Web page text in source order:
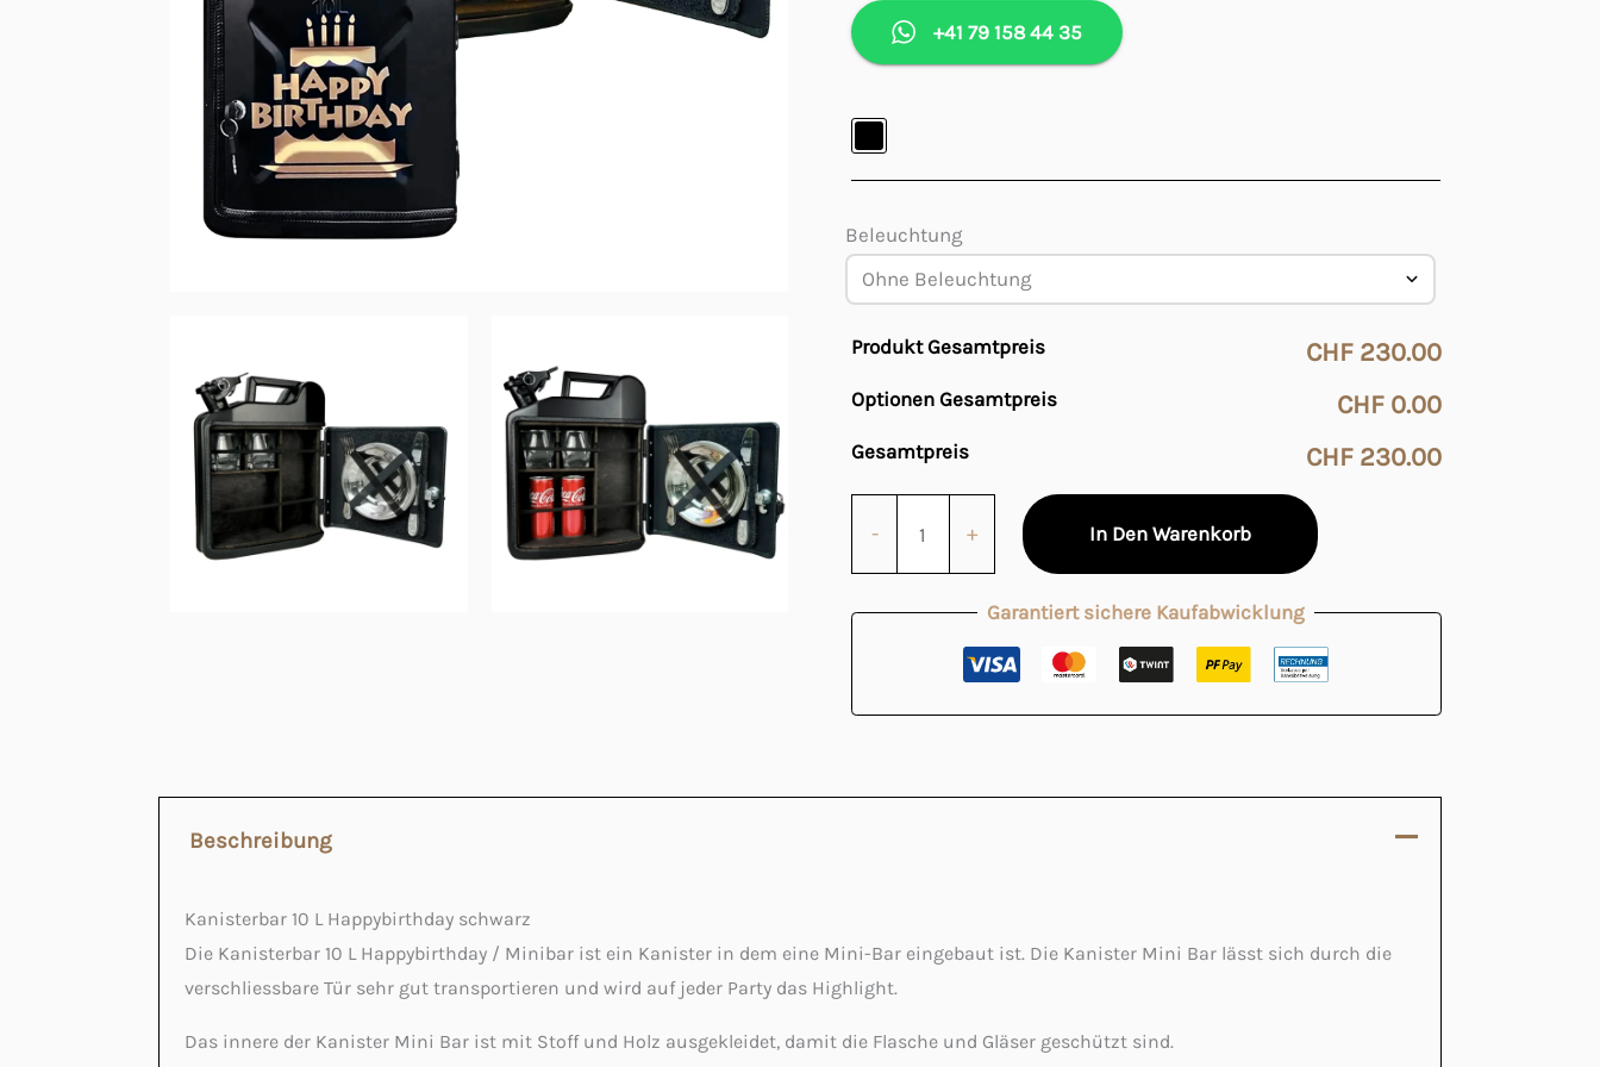
+41 79 158 44 35
Beleuchtung
Produkt Gesamtpreis CHF 230.00
Optionen Gesamtpreis CHF 0.00
Gesamtpreis CHF 230.00
- + In Den Warenkorb
Garantiert sichere Kaufabwicklung
Beschreibung
Kanisterbar 10 L Happybirthday schwarz
Die Kanisterbar 10 L Happybirthday / Minibar ist ein Kanister in dem eine Mini-Bar eingebaut ist. Die Kanister Mini Bar lässt sich durch die
verschliessbare Tür sehr gut transportieren und wird auf jeder Party das Highlight.
Das innere der Kanister Mini Bar ist mit Stoff und Holz ausgekleidet, damit die Flasche und Gläser geschützt sind.